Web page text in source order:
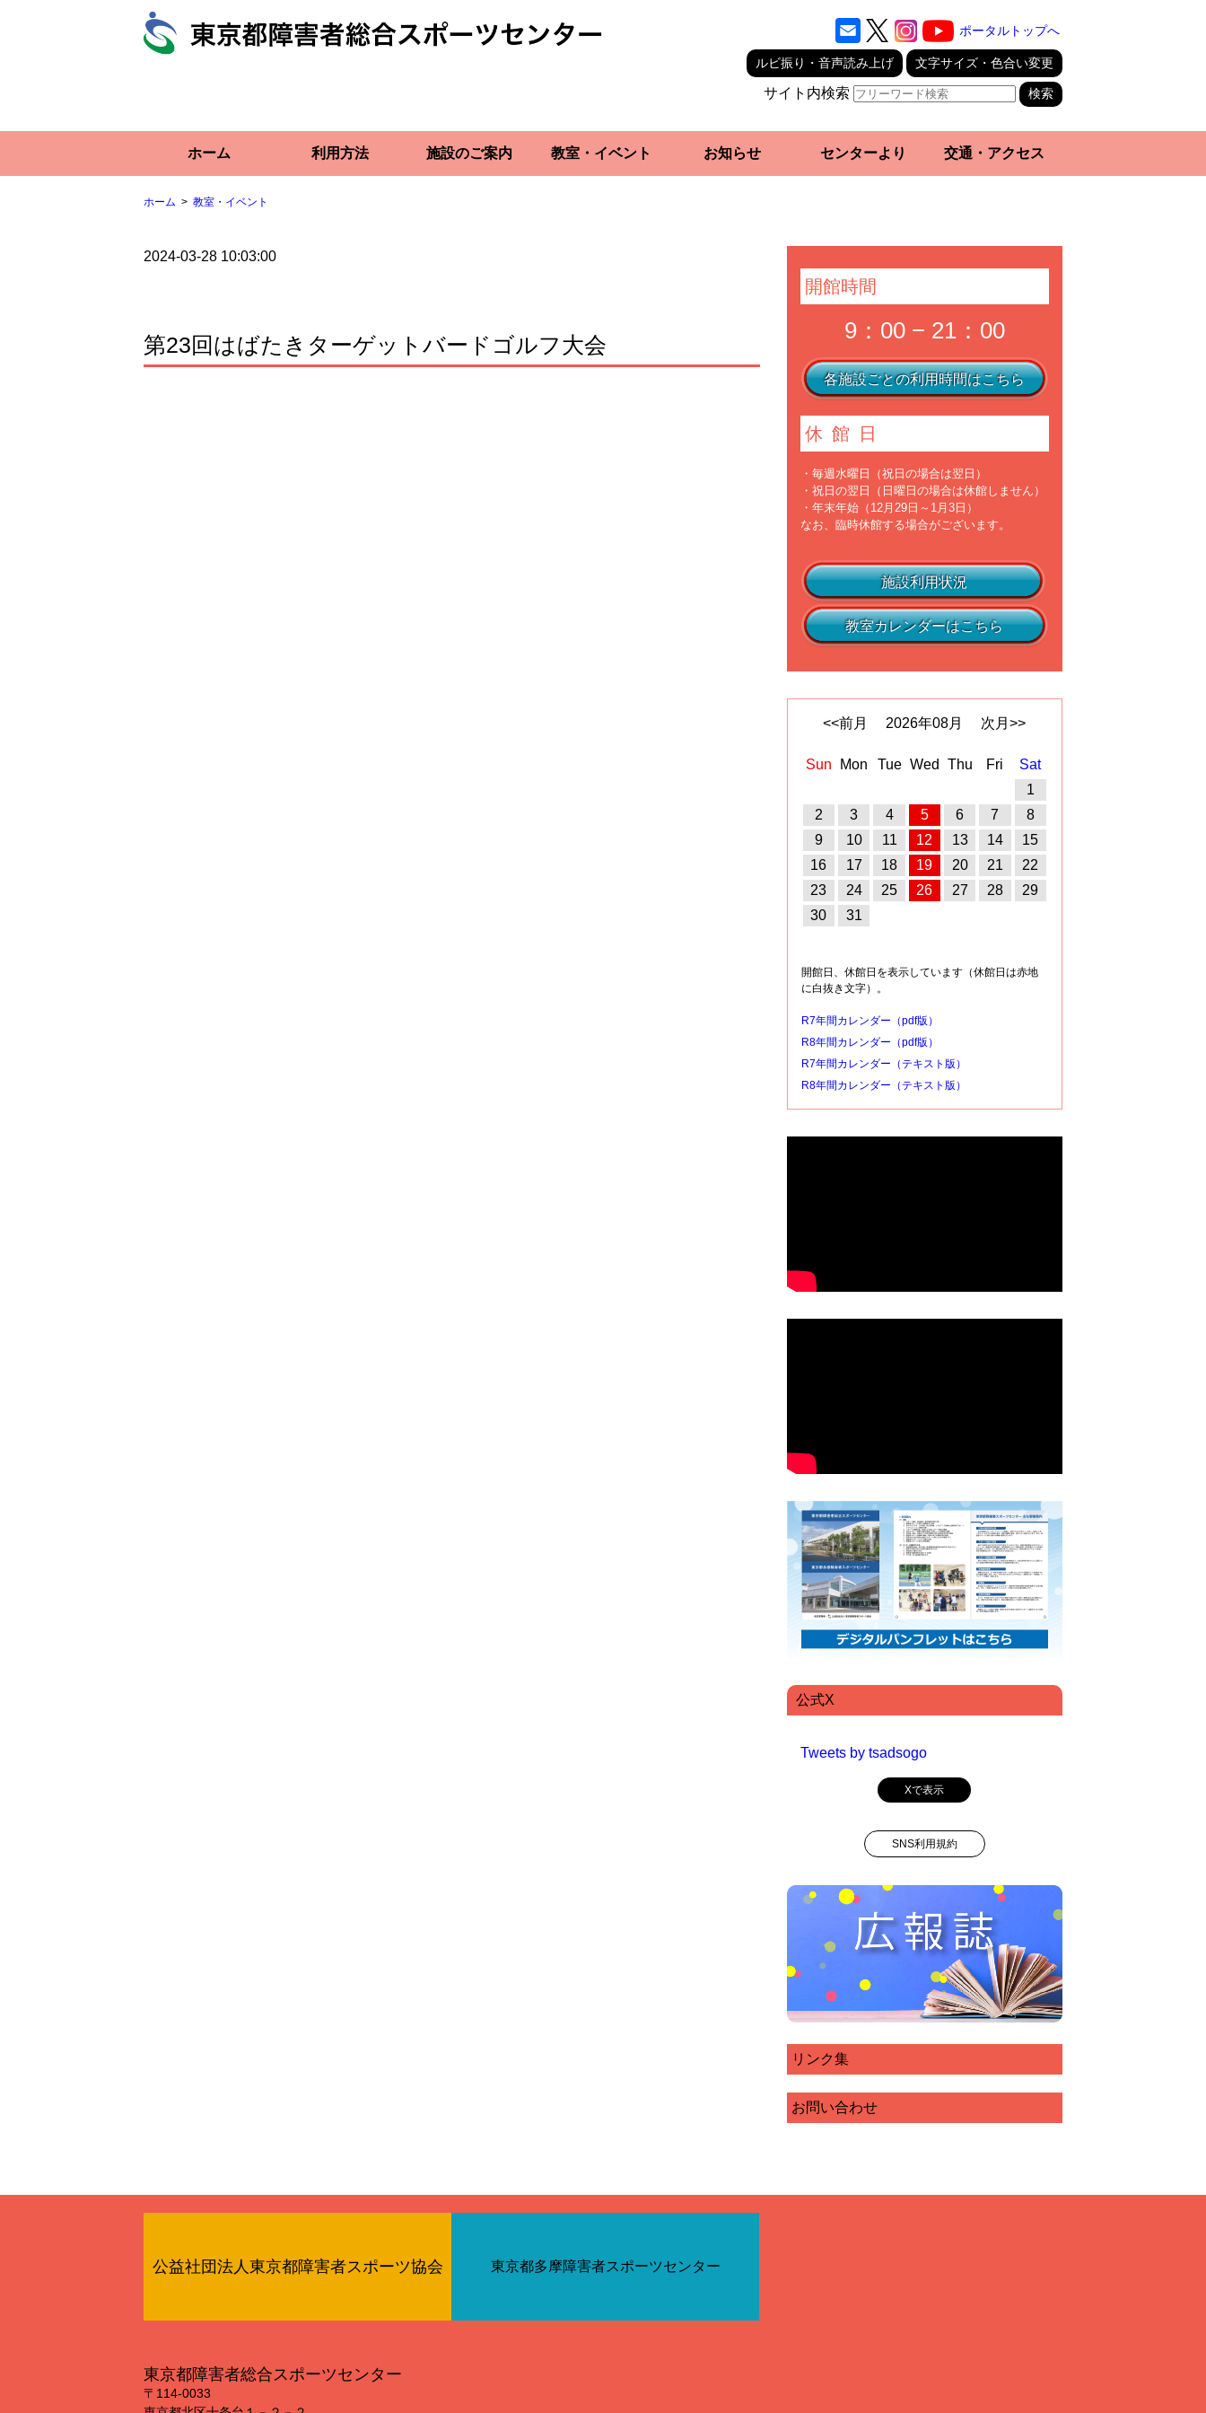
ポータルトップへ
ルビ振り・音声読み上げ 文字サイズ・色合い変更
サイト内検索
ホーム 利用方法 施設のご案内 教室・イベント お知らせ センターより 交通・アクセス
ホーム 教室・イベント
2024-03-28 10:03:00
第23回はばたきターゲットバードゴルフ大会
開館時間
9：00 − 21：00
各施設ごとの利用時間はこちら
休館日
・毎週水曜日（祝日の場合は翌日）
・祝日の翌日（日曜日の場合は休館しません）
・年末年始（12月29日～1月3日）
なお、臨時休館する場合がございます。
施設利用状況
教室カレンダーはこちら
<<前月 2026年08月 次月>>
Sun Mon Tue Wed Thu Fri
Sat
1
2
3 4 5 6 7
8
9
10 11 12 13 14
15
16
17 18 19 20 21
22
23
24 25 26 27 28
29
30
31
開館日、休館日を表示しています（休館日は赤地
に白抜き文字）。
R7年間カレンダー（pdf版）
R8年間カレンダー（pdf版）
R7年間カレンダー（テキスト版）
R8年間カレンダー（テキスト版）
公式X
Tweets by tsadsogo
Xで表示
SNS利用規約
リンク集
お問い合わせ
公益社団法人東京都障害者スポーツ協会 東京都多摩障害者スポーツセンター
東京都障害者総合スポーツセンター
〒114‐0033